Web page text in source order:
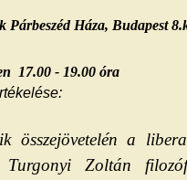
Párbeszéd Háza, Budapest
17.00 - 19.00 óra
összejövetelén a
Turgonyi Zoltán